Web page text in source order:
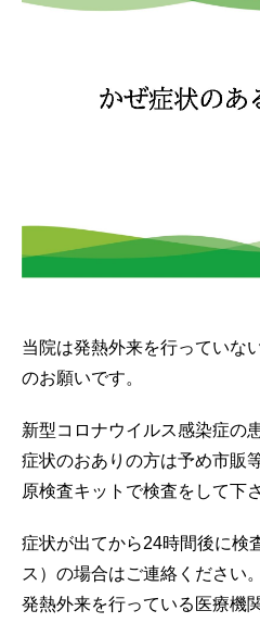
当院は発熱外来を行っていな
のお願いです。
新型コロナウイルス感染症の
症状のおありの方は予め市販
原検査キットで検査をして下さ
症状が出てから24時間後に検
ス）の場合はご連絡ください
発熱外来を行っている医療機